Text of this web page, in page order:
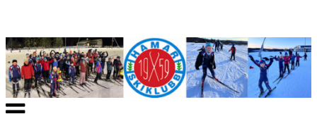
Veksle